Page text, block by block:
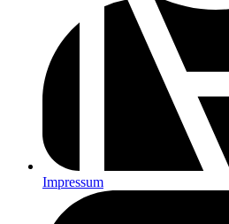
Impressum